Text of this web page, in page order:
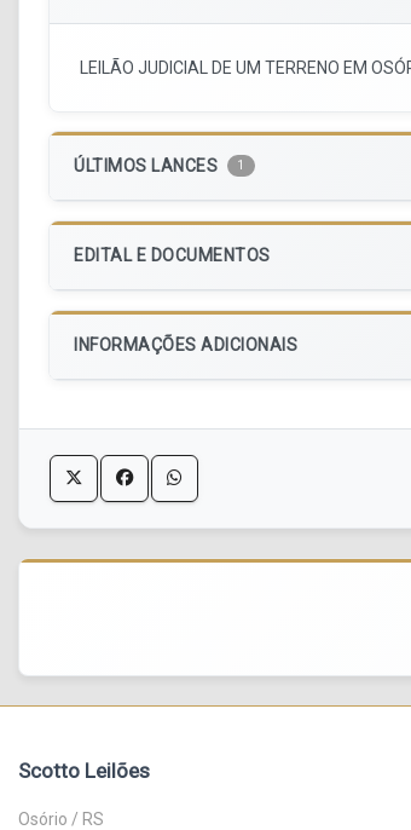
LEILÃO JUDICIAL DE UM TERRENO EM
ÚLTIMOS LANCES 1
EDITAL E DOCUMENTOS
INFORMAÇÕES ADICIONAIS
Scotto Leilões
Osório / RS